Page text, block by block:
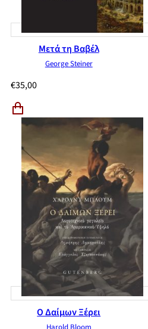
Μετά τη Βαβέλ
George Steiner
€35,00
Ο Δαίμων Ξέρει